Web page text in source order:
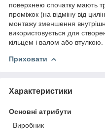
поверхнею спочатку мають
проміжок (на відміну від
монтажу зменшення
використовується для
кільцем і валом або втулкою.
Приховати
Характеристики
Основні атрибути
Виробник